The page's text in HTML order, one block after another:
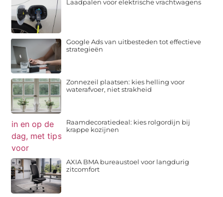
Laadpalen voor elektrische vrachtwagens
Google Ads van uitbesteden tot effectieve
strategieën
Zonnezeil plaatsen: kies helling voor
waterafvoer, niet strakheid
Raamdecoratiedeal: kies rolgordijn bij
krappe kozijnen
AXIA BMA bureaustoel voor langdurig
zitcomfort